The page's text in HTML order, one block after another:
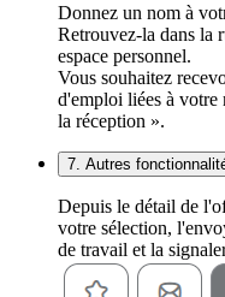
Donnez un nom à
Retrouvez-la dans la
espace personnel.
Vous souhaitez
d'emploi liées à
la réception ».
7. Autres
Depuis le détail de
votre sélection,
de travail et la